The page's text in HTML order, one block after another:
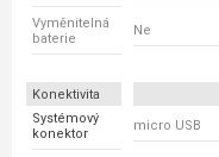
Vyměnitelná
baterie
Ne
Konektivita
Systémový
konektor
micro USB